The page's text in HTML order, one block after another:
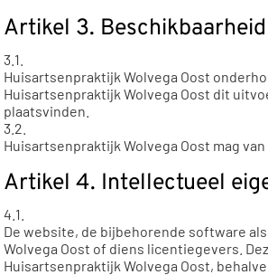
Artikel 3.
3.1.
Huisartsenpraktijk Wolvega Oost
Huisartsenpraktijk Wolvega Oost dit
plaatsvinden.
3.2.
Huisartsenpraktijk Wolvega Oost mag
Artikel 4. Intellectueel
4.1.
De website, de bijbehorende software
Wolvega Oost of diens licentiegevers.
Huisartsenpraktijk Wolvega Oost,